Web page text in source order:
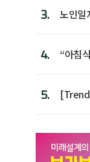
3.
노인일
4.
“아침
5.